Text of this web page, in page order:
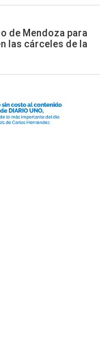
de Mendoza para
las cárceles de la